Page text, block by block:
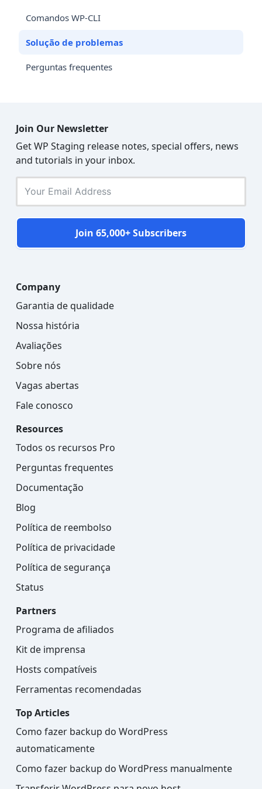
Comandos WP-CLI
Solução de problemas
Perguntas frequentes
Join Our Newsletter
Get WP Staging release notes, special offers, news
and tutorials in your inbox.
Join 65,000+ Subscribers
Company
Garantia de qualidade
Nossa história
Avaliações
Sobre nós
Vagas abertas
Fale conosco
Resources
Todos os recursos Pro
Perguntas frequentes
Documentação
Blog
Política de reembolso
Política de privacidade
Política de segurança
Status
Partners
Programa de afiliados
Kit de imprensa
Hosts compatíveis
Ferramentas recomendadas
Top Articles
Como fazer backup do WordPress
automaticamente
Como fazer backup do WordPress manualmente